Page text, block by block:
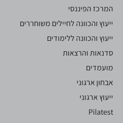
המרכז הפיננסי
ייעוץ והכוונה לחיילים משוחררים
ייעוץ והכוונה ללימודים
סדנאות והרצאות
מועמדים
אבחון ארגוני
ייעוץ ארגוני
Pilatest